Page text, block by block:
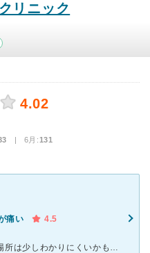
リニック
4.02
| 6月:131
痛い
4.5
かなりお世話になった病院です！ 場所は少しわかりにくいかもしれませんが、初診時、ナビで一発で行くことができました。 受付のお姉さん二人は物腰が柔らかく、私語なども一切なく、丁寧ではきはきと